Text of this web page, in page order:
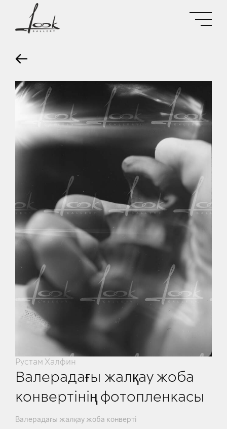
Рустам Халфин
Валерадағы жалқау жоба
конвертінің фотопленкасы
Валерадағы жалқау жоба конверті